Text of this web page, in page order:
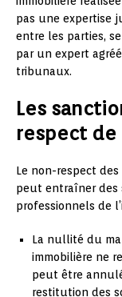
pas une expertise
entre les parties,
par un expert
tribunaux.
Les
respect de
Le non-respect
peut entraîner des
professionnels de
La nullité du
immobilière ne
peut être
restitution des